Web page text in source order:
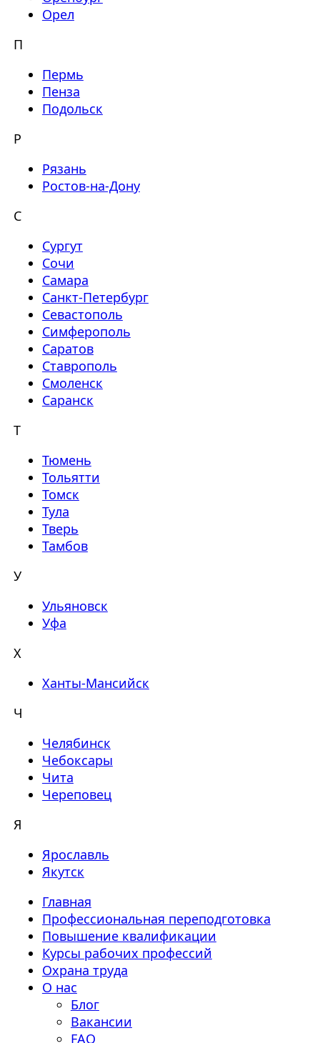
Орел
П
Пермь
Пенза
Подольск
Р
Рязань
Ростов-на-Дону
С
Сургут
Сочи
Самара
Санкт-Петербург
Севастополь
Симферополь
Саратов
Ставрополь
Смоленск
Саранск
Т
Тюмень
Тольятти
Томск
Тула
Тверь
Тамбов
У
Ульяновск
Уфа
Х
Ханты-Мансийск
Ч
Челябинск
Чебоксары
Чита
Череповец
Я
Ярославль
Якутск
Главная
Профессиональная переподготовка
Повышение квалификации
Курсы рабочих профессий
Охрана труда
О нас
Блог
Вакансии
FAQ